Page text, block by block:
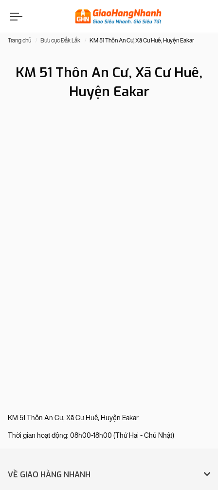
Trang chủ Bưu cục Đắk Lắk KM 51 Thôn An Cư, Xã Cư Huê, Huyện Eakar
KM 51 Thôn An Cư, Xã Cư Huê,
Huyện Eakar
KM 51 Thôn An Cư, Xã Cư Huê, Huyện Eakar
Thời gian hoạt động: 08h00-18h00 (Thứ Hai - Chủ Nhật)
VỀ GIAO HÀNG NHANH